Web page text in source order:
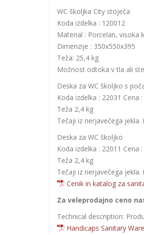
WC školjka City stoječa
Koda izdelka : 120012
Material : Porcelan, visoka
Dimenzije : 350x550x395
Teža: 25,4 kg
Možnost odtoka v tla ali
Deska za WC školjko s
Koda izdelka : 22031 Cena
Teža 2,4 kg
Tečaji iz nerjavečega
Deska za WC školjko
Koda izdelka : 22011 Cena
Teža 2,4 kg
Tečaji iz nerjavečega jekla.
Cenik in katalog za
Za veleprodajno ceno
Technical description:
Handicaps Sanitary